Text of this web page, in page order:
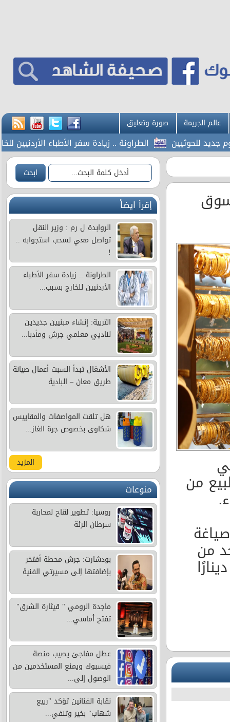
عالم الجريمة صورة وتعليق
الطراونة .. زيادة سفر الأطباء الأردنيين
21 في السوق
عيار 21 في
البيع من
من
24 و18 في محالّ الصاغة 97.4 دينارًا
إقرأ ايضاً
الروابدة ل رم : وزير النقل
تواصل معي لسحب استجوابه ..
!
الطراونة .. زيادة سفر الأطباء
الأردنيين للخارج بسبب...
التربية: إنشاء مبنيين جديدين
لناديي معلمي جرش ومأدبا...
الأشغال تبدأ السبت أعمال صيانة
طريق معان – البادية
هل تلقت المواصفات والمقاييس
شكاوى بخصوص جرة الغاز...
المزيد
منوعات
روسيا: تطوير لقاح لمحاربة
سرطان الرئة
بودشارت: جرش محطة أفتخر
بإضافتها إلى مسيرتي الفنية
ماجدة الرومي " قيثارة الشرق"
تفتح أماسي...
عطل مفاجئ يصيب منصة
فيسبوك ويمنع المستخدمين من
الوصول إلى...
نقابة الفنانين تؤكد "ربيع
شهاب" بخير وتنفي...